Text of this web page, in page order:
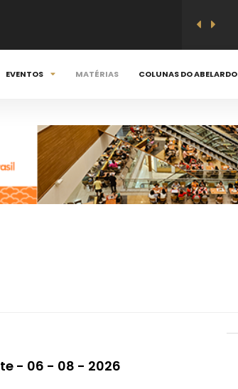
EVENTOS MATÉRIAS COLUNAS DO ABELARDO
- 06 - 08 - 2026